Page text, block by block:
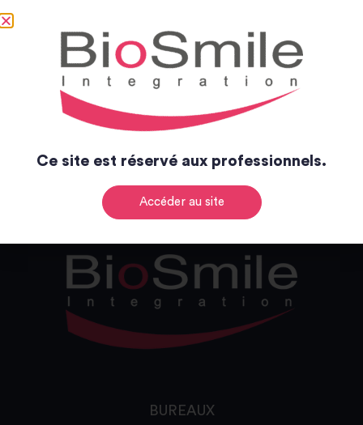
Notice et catalogue
Catalogue
BUREAUX
Ce site est réservé aux professionnels.
Accéder au site